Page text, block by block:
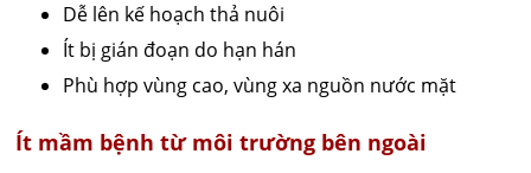
Dễ lên kế hoạch thả nuôi
Ít bị gián đoạn do hạn hán
Phù hợp vùng cao, vùng xa nguồn nước mặt
Ít mầm bệnh từ môi trường bên ngoài